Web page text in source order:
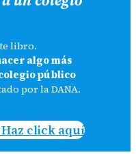
libro.
algo más
público
por la DANA.
click aquí